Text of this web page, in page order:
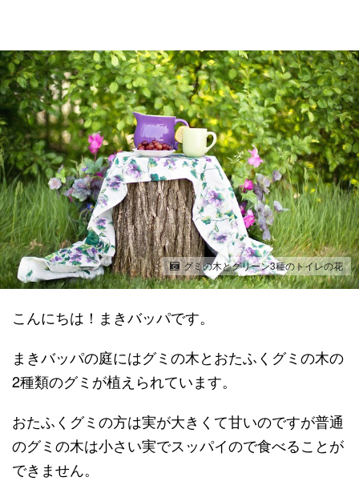
グミの木とグリーン3種のトイレの花
こんにちは！まきバッパです。
まきバッパの庭にはグミの木とおたふくグミの木の
2種類のグミが植えられています。
おたふくグミの方は実が大きくて甘いのですが普通
のグミの木は小さい実でスッパイので食べることが
できません。